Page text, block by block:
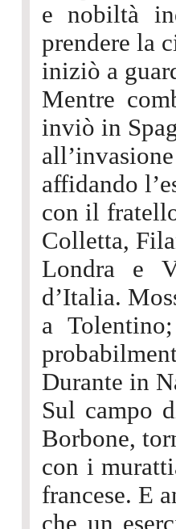
e nobiltà
prendere la
iniziò a
Mentre
inviò in
affidando
con il
Colletta,
Londra e
d’Italia.
a
Durante in
Sul campo
Borbone,
con i
francese. E
che un